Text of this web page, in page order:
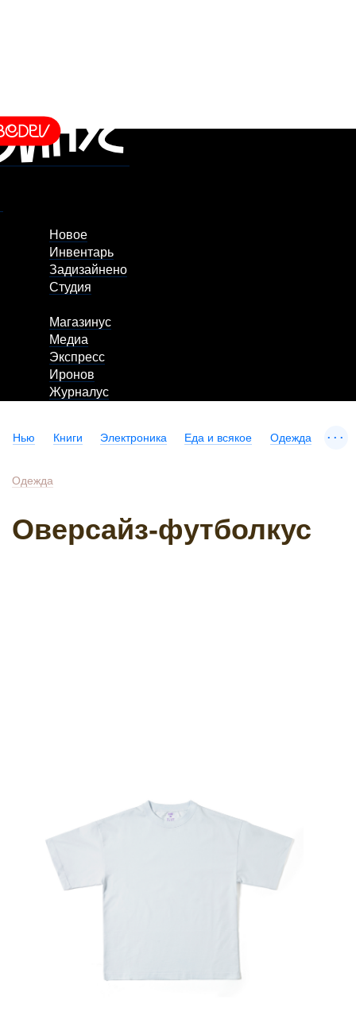
Новое
Инвентарь
Задизайнено
Студия
Магазинус
Медиа
Экспресс
Иронов
Журналус
Нью Книги Электроника Еда и всякое Одежда ...
Одежда
Оверсайз-футболкус